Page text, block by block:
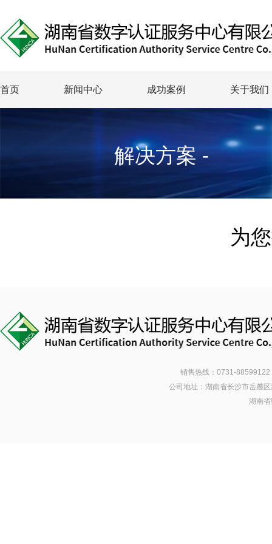
首页 新闻中心 成功案例 关于我们
解决方案 -
为
销售热线：0731-
公司地址：湖南省长沙市岳麓
湖南